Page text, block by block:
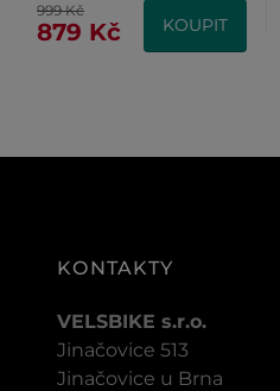
999 Kč
879 Kč KOUPIT
KONTAKTY
VELSBIKE s.r.o.
Jinačovice 513
Jinačovice u Brna